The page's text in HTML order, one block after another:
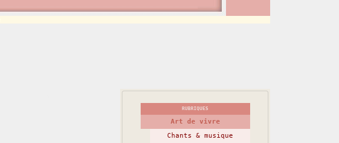
RUBRIQUES
Art de vivre
Chants & musique